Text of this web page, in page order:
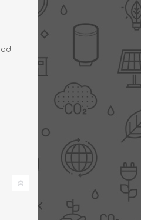
Selectie boilers
Boiler groepen
Appendages